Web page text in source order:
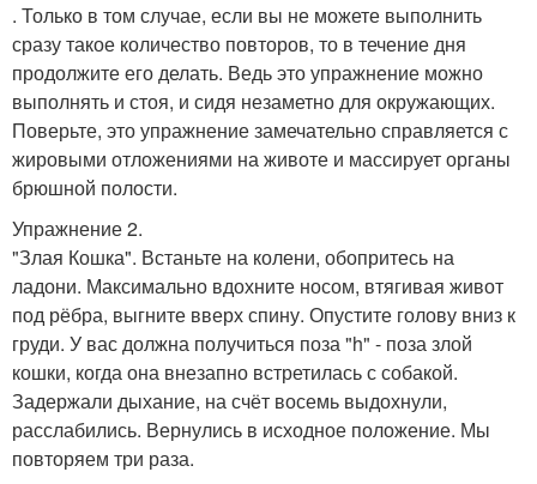
. Только в том случае, если вы не можете выполнить
сразу такое количество повторов, то в течение дня
продолжите его делать. Ведь это упражнение можно
выполнять и стоя, и сидя незаметно для окружающих.
Поверьте, это упражнение замечательно справляется с
жировыми отложениями на животе и массирует органы
брюшной полости.
Упражнение 2.
"Злая Кошка". Встаньте на колени, обопритесь на
ладони. Максимально вдохните носом, втягивая живот
под рёбра, выгните вверх спину. Опустите голову вниз к
груди. У вас должна получиться поза "h" - поза злой
кошки, когда она внезапно встретилась с собакой.
Задержали дыхание, на счёт восемь выдохнули,
расслабились. Вернулись в исходное положение. Мы
повторяем три раза.